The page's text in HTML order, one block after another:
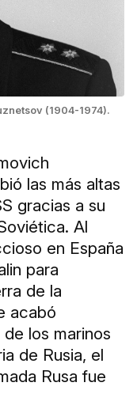
(1904-1974).
las más altas
gracias a su
Al
en España
para
de la
acabó
los marinos
de Rusia, el
Rusa fue